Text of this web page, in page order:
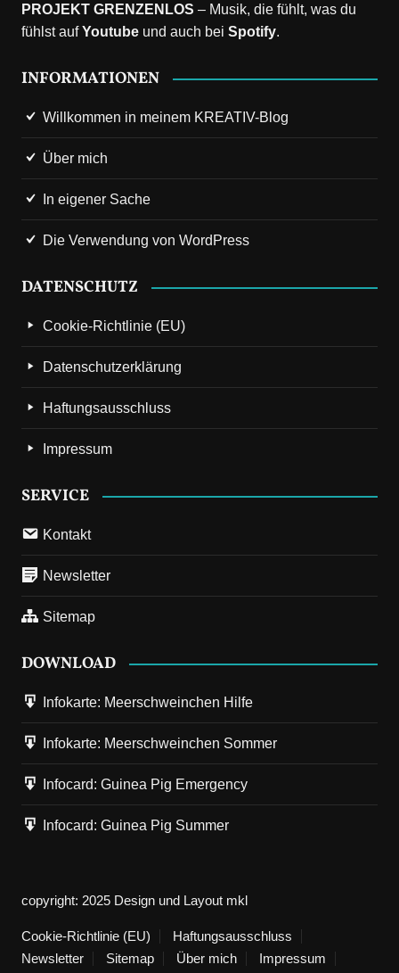
PROJEKT GRENZENLOS – Musik, die fühlt, was du
fühlst aufYoutube und auch bei Spotify.
INFORMATIONEN
Willkommen in meinem KREATIV-Blog
Über mich
In eigener Sache
Die Verwendung von WordPress
DATENSCHUTZ
Cookie-Richtlinie (EU)
Datenschutzerklärung
Haftungsausschluss
Impressum
SERVICE
Kontakt
Newsletter
Sitemap
DOWNLOAD
Infokarte: Meerschweinchen Hilfe
Infokarte: Meerschweinchen Sommer
Infocard: Guinea Pig Emergency
Infocard: Guinea Pig Summer
copyright: 2025 Design und Layout mkl
Cookie-Richtlinie (EU)
Haftungsausschluss
Newsletter
Sitemap Über mich
Impressum